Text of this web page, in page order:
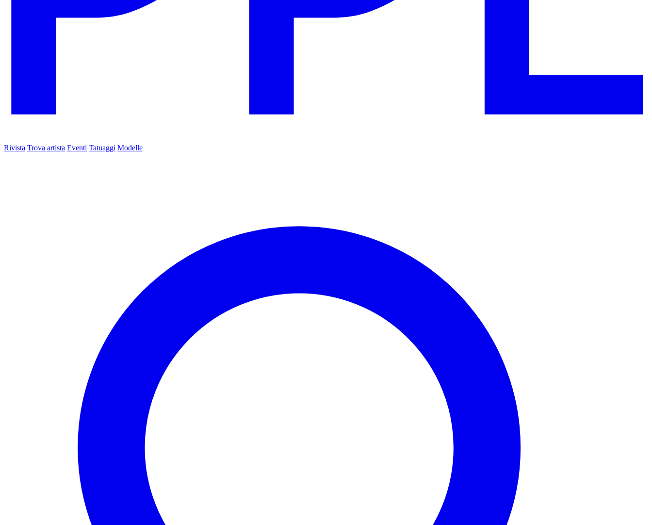
Rivista Trova artista Eventi Tatuaggi Modelle